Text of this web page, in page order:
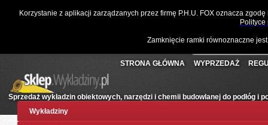
Korzystanie z aplikacji zarządzanych przez firmę P.H.U. FOX oznacza
Zamknięcie ramki równoznaczne
Sprzedaż wykładzin obiektowych, narzędzi i chemii budowlanej do podłóg i
☎061 811 10 03 📧sklep@wykladziny.pl
Twoje konto
STRONA GŁÓWNA WYPRZEDAŻ
Wykładziny
Waluta:
Polski